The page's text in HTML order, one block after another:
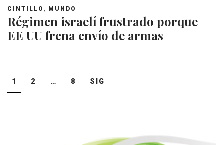
CINTILLO , MUNDO
Régimen israelí frustrado porque
EE UU frena envío de armas
Navegación
de
1 2 … 8 SIG